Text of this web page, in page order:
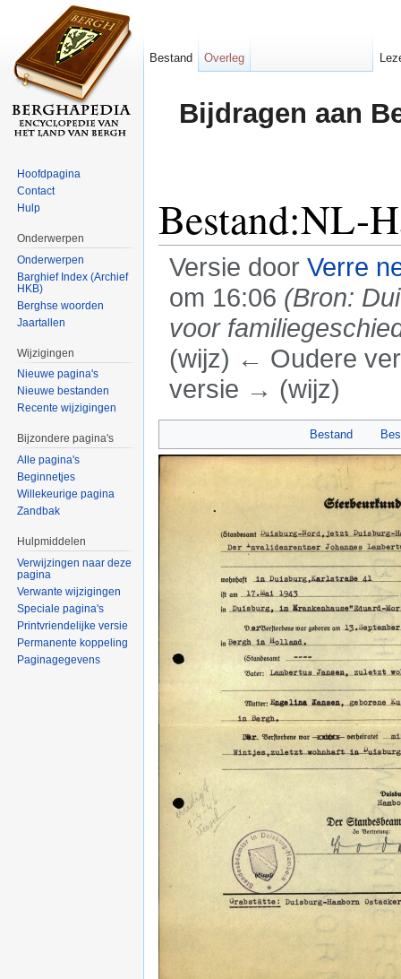
Bijdragen aan
Bestand:NL-
Versie door Verre
om 16:06 (Bron:
voor
(wijz) ← Oudere
versie → (wijz)
Bestand
Bestand Overleg
Hoofdpagina
Contact
Hulp
Onderwerpen
Onderwerpen
Barghief Index (Archief
HKB)
Berghse woorden
Jaartallen
Wijzigingen
Nieuwe pagina's
Nieuwe bestanden
Recente wijzigingen
Bijzondere pagina's
Alle pagina's
Beginnetjes
Willekeurige pagina
Zandbak
Hulpmiddelen
Verwijzingen naar deze
pagina
Verwante wijzigingen
Speciale pagina's
Printvriendelijke versie
Permanente koppeling
Paginagegevens